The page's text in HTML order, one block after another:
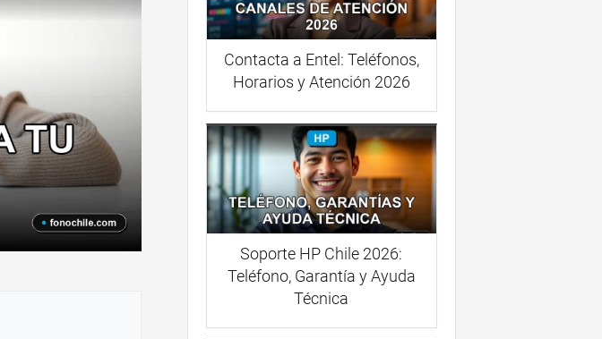
Contacta a Entel: Teléfonos,
Horarios y Atención 2026
Soporte HP Chile 2026:
Teléfono, Garantía y Ayuda
Técnica